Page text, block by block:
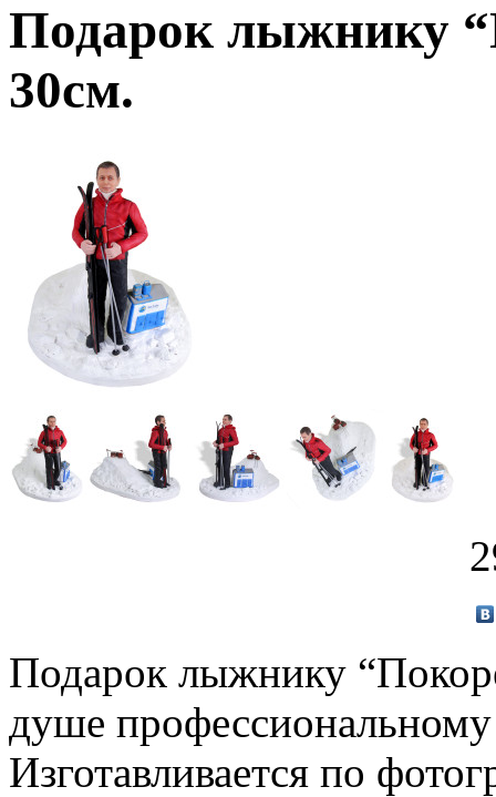
Подарок лыжнику
30см.
Подарок лыжнику
душе
Изготавливается по